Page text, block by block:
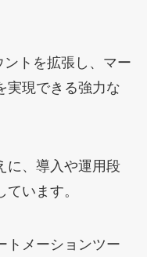
トを拡張し、マー
実現できる強力な
に、導入や運用段
います。
トメーションツー